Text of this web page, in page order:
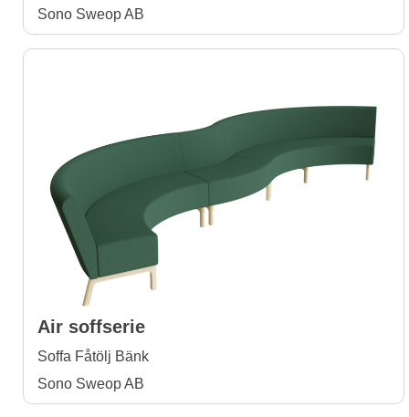
Sono Sweop AB
Air soffserie
Soffa Fåtölj Bänk
Sono Sweop AB